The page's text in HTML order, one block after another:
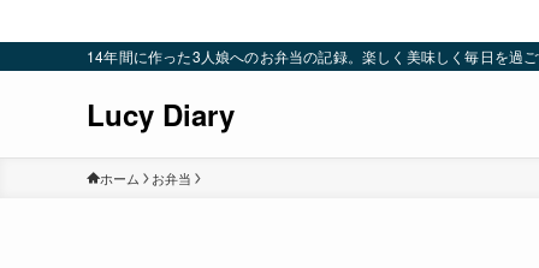
14年間に作った3人娘へのお弁当の記録。楽しく美味しく毎日を過
Lucy Diary
ホーム お弁当